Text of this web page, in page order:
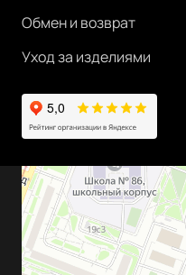
Обмен и возврат
Уход за изделиями